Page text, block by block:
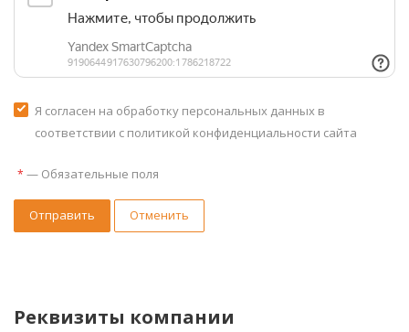
Я согласен на обработку персональных данных в
соответствии с политикой конфиденциальности сайта
* — Обязательные поля
Отправить Отменить
Реквизиты компании